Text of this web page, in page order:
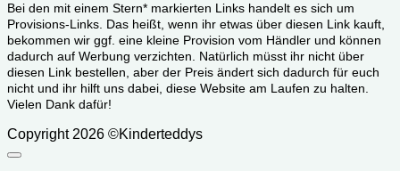
Bei den mit einem Stern* markierten Links handelt es sich um
Provisions-Links. Das heißt, wenn ihr etwas über diesen Link kauft,
bekommen wir ggf. eine kleine Provision vom Händler und können
dadurch auf Werbung verzichten. Natürlich müsst ihr nicht über
diesen Link bestellen, aber der Preis ändert sich dadurch für euch
nicht und ihr hilft uns dabei, diese Website am Laufen zu halten.
Vielen Dank dafür!
Copyright 2026 ©Kinderteddys